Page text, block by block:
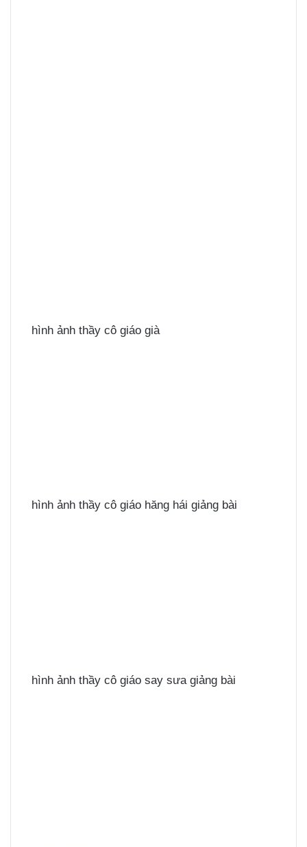
hình ảnh thầy cô giáo già
hình ảnh thầy cô giáo hăng hái giảng bài
hình ảnh thầy cô giáo say sưa giảng bài